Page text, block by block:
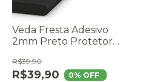
Veda Fresta Adesivo
2mm Preto Protetor
R$39,90
R$39,90
0% OFF